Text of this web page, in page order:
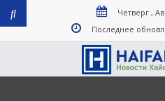
Четверг ,
Последнее